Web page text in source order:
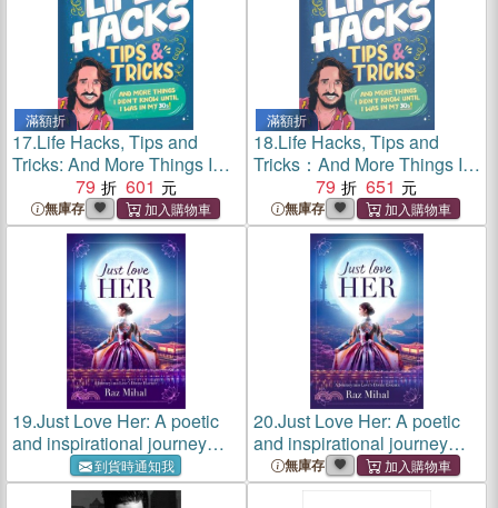
滿額折
17.Life Hacks, Tips and
Tricks: And More Things I
Didn't Know Until I Was in
My 30s
79 601
無庫存
滿額折
18.Life Hacks, Tips and
Tricks：And More Things I
Didn? Know Until I Was In
My 30s
79 651
無庫存
19.Just Love Her: A poetic
and inspirational journey
into love's divine essence
到貨時通知我
20.Just Love Her: A poetic
and inspirational journey
into love's divine essence
無庫存